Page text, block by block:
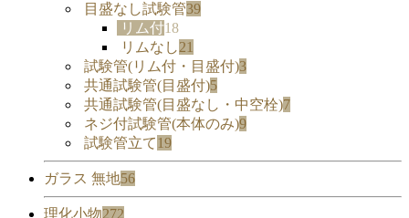
目盛なし試験管39
リム付18
リムなし21
試験管(リム付・目盛付)3
共通試験管(目盛付)5
共通試験管(目盛なし・中空栓)7
ネジ付試験管(本体のみ)9
試験管立て19
ガラス 無地56
理化小物272